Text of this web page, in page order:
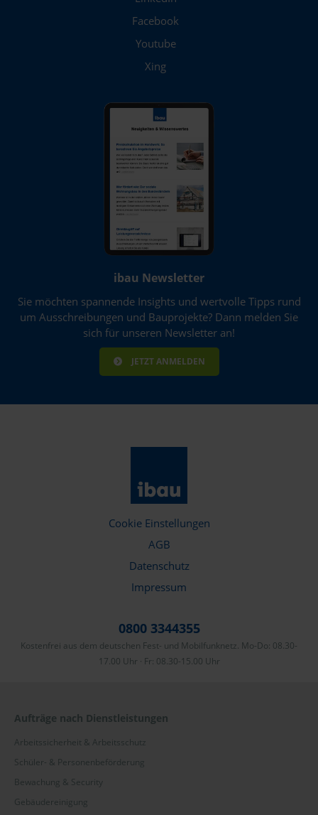
Facebook
Youtube
Xing
ibau Newsletter
Sie möchten spannende Insights und wertvolle Tipps rund
um Ausschreibungen und Bauprojekte? Dann melden Sie
sich für unseren Newsletter an!
JETZT ANMELDEN
Cookie Einstellungen
AGB
Datenschutz
Impressum
0800 3344355
Kostenfrei aus dem deutschen Fest- und Mobilfunknetz. Mo-Do: 08.30-
17.00 Uhr · Fr: 08.30-15.00 Uhr
Aufträge nach Dienstleistungen
Arbeitssicherheit & Arbeitsschutz
Schüler- & Personenbeförderung
Bewachung & Security
Gebäudereinigung